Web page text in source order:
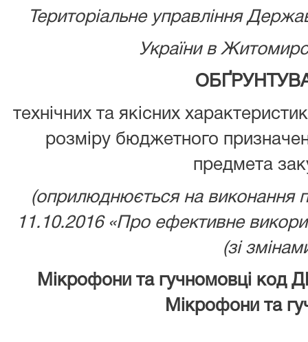
Територіальне управління
України в
технічних та якісних
розміру бюджетного
предмета
(оприлюднюється на виконання
11.10.2016 «Про ефективне
(зі
Мікрофони та гучномовці код
Мікрофони та